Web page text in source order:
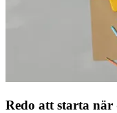
Redo att starta när